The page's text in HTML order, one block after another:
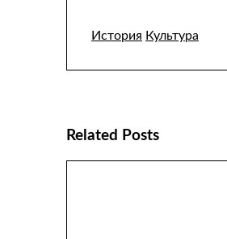
История Культура
Related Posts